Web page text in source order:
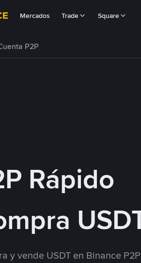
Mercados Trade Square
P2P
Rápido
y vende USDT en Binance